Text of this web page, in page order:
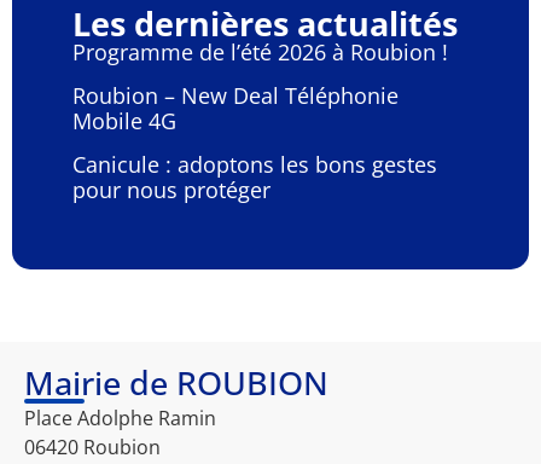
Les dernières actualités
Programme de l’été 2026 à Roubion !
Roubion – New Deal Téléphonie
Mobile 4G
Canicule : adoptons les bons gestes
pour nous protéger
Mairie de ROUBION
Place Adolphe Ramin
06420 Roubion